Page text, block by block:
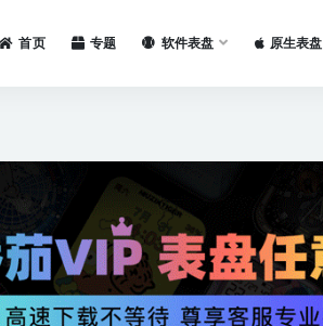
首页 专题 软件表盘 原生表盘